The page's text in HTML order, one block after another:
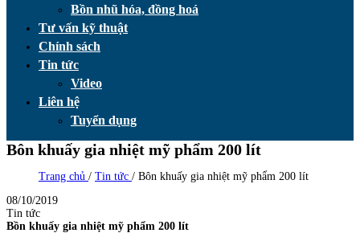
Bồn nhũ hóa, đồng hoá
Tư vấn kỹ thuật
Chính sách
Tin tức
Video
Liên hệ
Tuyển dụng
Bôn khuấy gia nhiệt mỹ phẩm 200 lít
Trang chủ / Tin tức / Bôn khuấy gia nhiệt mỹ phẩm 200 lít
08/10/2019
Tin tức
Bồn khuấy gia nhiệt mỹ phẩm 200 lít